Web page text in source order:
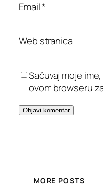
Email*
Web stranica
Sačuvaj moje
ovom browseru
MORE POSTS